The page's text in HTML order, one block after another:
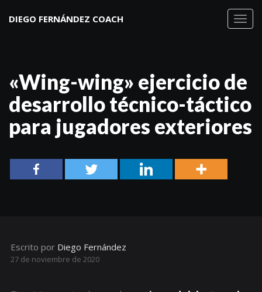
DIEGO FERNÁNDEZ COACH
«Wing-wing» ejercicio de
desarrollo técnico-táctico
para jugadores exteriores
Escrito por Diego Fernández
27 de noviembre de 2020